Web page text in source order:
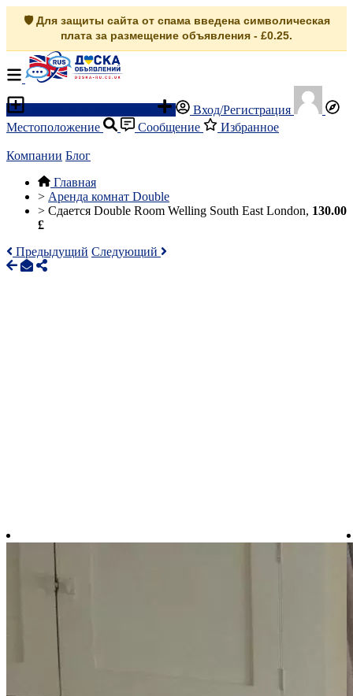
🛡️ Для защиты сайта от спама введена символическая
плата за размещение объявления - £0.25.
Вход/Регистрация
Местоположение
Сообщение Избранное
Компании Блог
Главная
> Аренда комнат Double
> Сдается Double Room Welling South East London, 130.00
£
Предыдущий Следующий